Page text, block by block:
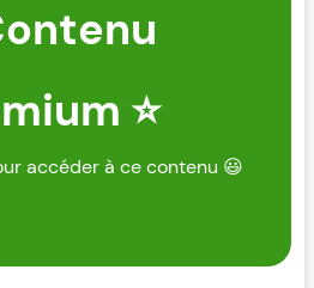
⭐
accéder à ce contenu 😃